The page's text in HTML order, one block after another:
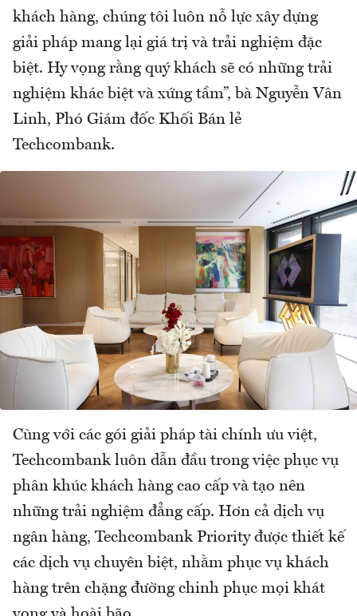
khách hàng, chúng tôi luôn nỗ lực xây dựng
giải pháp mang lại giá trị và trải nghiệm đặc
biệt. Hy vọng rằng quý khách sẽ có những trải
nghiệm khác biệt và xứng tầm”, bà Nguyễn Vân
Linh, Phó Giám đốc Khối Bán lẻ
Techcombank.
Cùng với các gói giải pháp tài chính ưu việt,
Techcombank luôn dẫn đầu trong việc phục vụ
phân khúc khách hàng cao cấp và tạo nên
những trải nghiệm đẳng cấp. Hơn cả dịch vụ
ngân hàng, Techcombank Priority được thiết kế
các dịch vụ chuyên biệt, nhằm phục vụ khách
hàng trên chặng đường chinh phục mọi khát